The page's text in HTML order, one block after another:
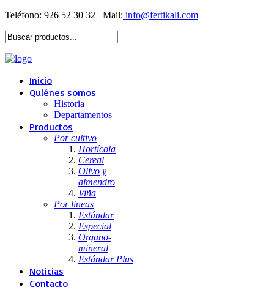
Teléfono: 926 52 30 32 Mail:
Inicio
Quiénes somos
Historia
Departamentos
Productos
Por cultivo
Hortícola
Cereal
Olivo y
almendro
Viña
Por lineas
Estándar
Especial
Organo-
mineral
Estándar Plus
Noticias
Contacto